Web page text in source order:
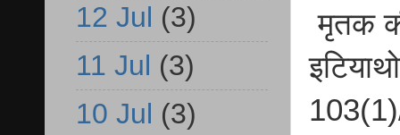
मृतक
12 Jul (3)
11 Jul (3)
10 Jul (3)